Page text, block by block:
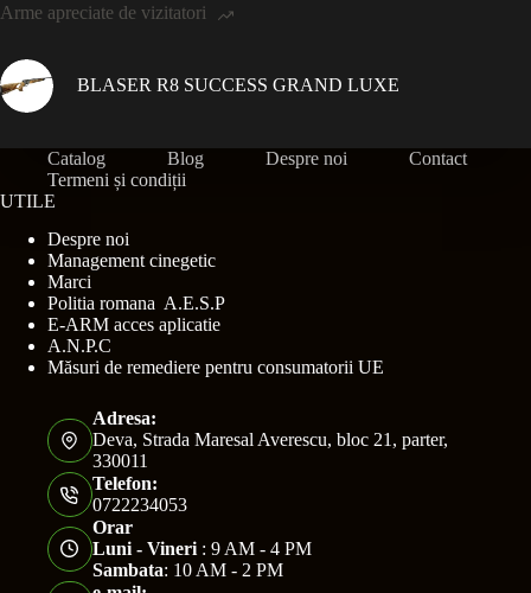
Arme apreciate de vizitatori
BLASER R8 SUCCESS GRAND LUXE
Catalog Blog Despre noi
Contact
Termeni și condiții
UTILE
Despre noi
Management cinegetic
Marci
Politia romana A.E.S.P
E-ARM acces aplicatie
A.N.P.C
Măsuri de remediere pentru consumatorii UE
Adresa:
Deva, Strada Maresal Averescu, bloc 21, parter,
330011
Telefon:
0722234053
Orar
Luni - Vineri: 9 AM - 4 PM
Sambata: 10 AM - 2 PM